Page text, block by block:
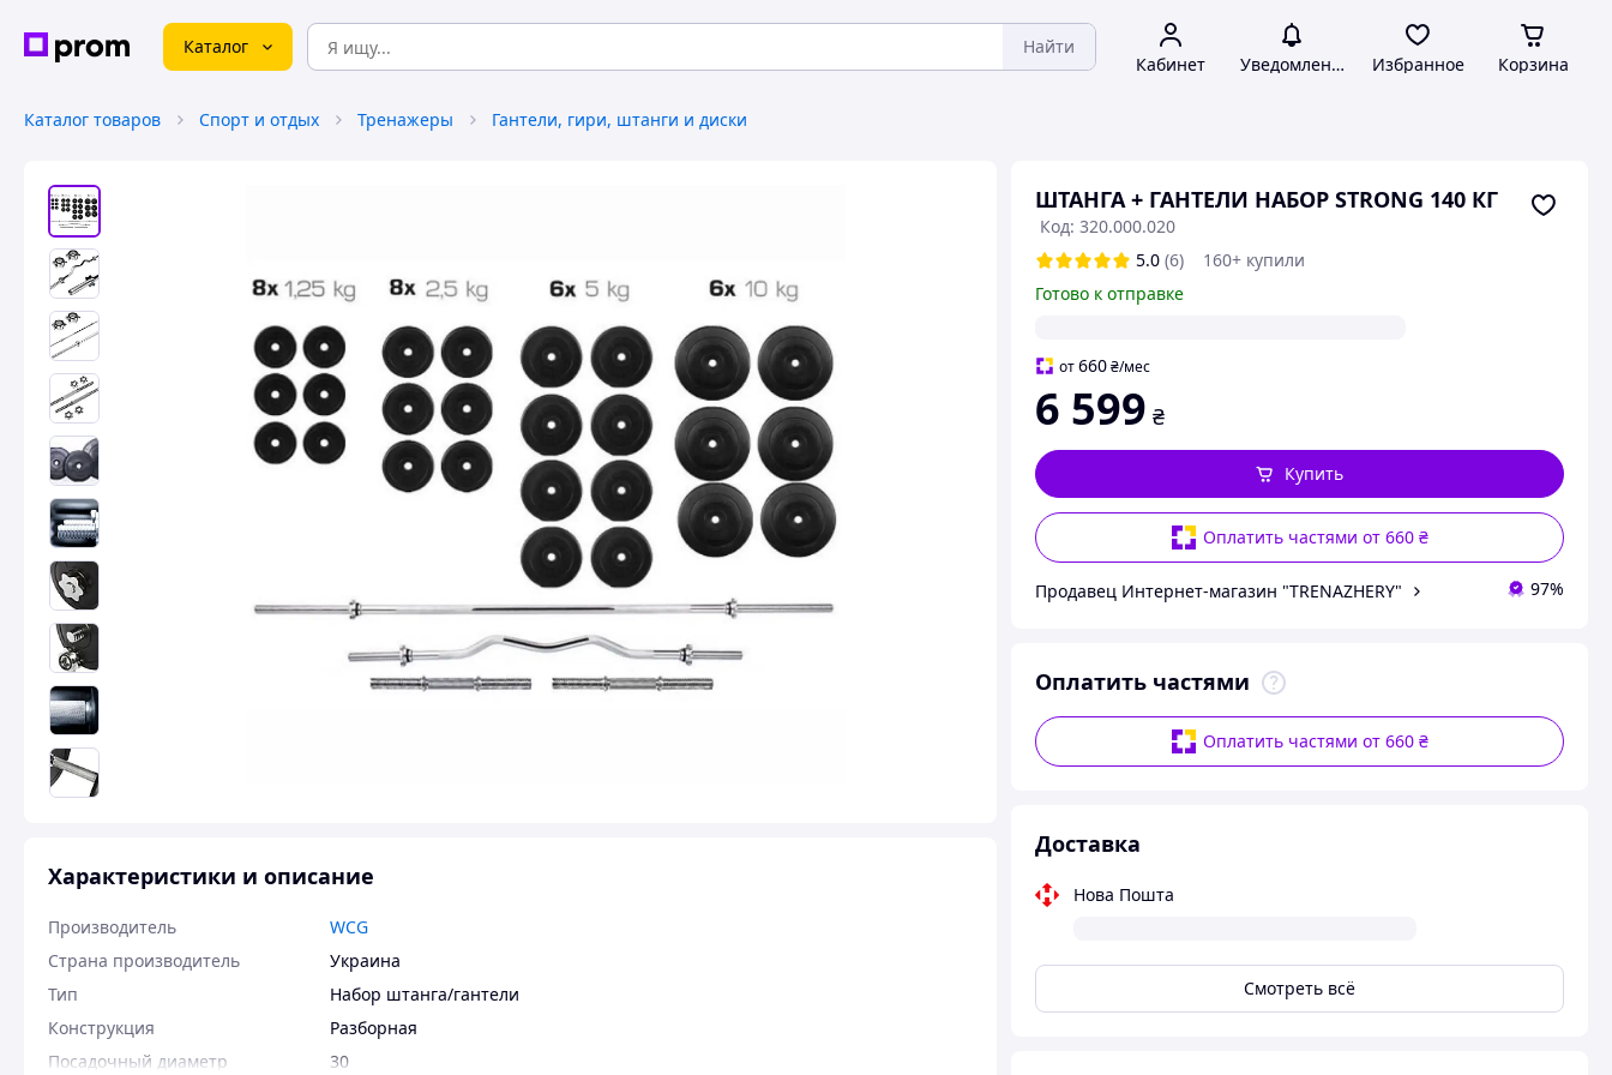
Каталог Найти
Кабинет Уведомления Избранное Корзина
Каталог товаров Спорт и отдых Тренажеры Гантели, гири, штанги и диски
ШТАНГА + ГАНТЕЛИ НАБОР STRONG 140 КГ
Код: 320.000.020
5.0 (6)
160+ купили
Готово к отправке
от660 ₴/мес
6 599 ₴
Оплатить частями от 660 ₴
Купить
Продавец Интернет-магазин "TRENAZHERY" 97%
Оплатить частями
Оплатить частями от 660 ₴
Доставка
Нова Пошта
Смотреть всё
Характеристики и описание
Производитель
WCG
Страна производитель
Украина
Тип
Набор штанга/гантели
Конструкция
Разборная
Посадочный диаметр
30